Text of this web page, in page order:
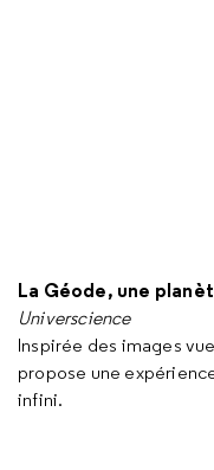
La Géode, une
Universcience
Inspirée des images
propose une
infini.